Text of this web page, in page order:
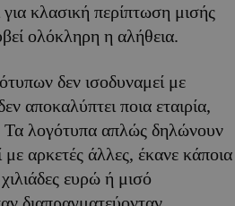
κλασική περίπτωση μισής
ολόκληρη η αλήθεια.
δεν ισοδυναμεί με
αποκαλύπτει ποια εταιρία,
Τα λογότυπα απλώς δηλώνουν
με αρκετές άλλες, έκανε κάποια
ευρώ ή μισό